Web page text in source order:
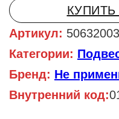
Артикул:
Категории:
Бренд: Не
Внутренний код: